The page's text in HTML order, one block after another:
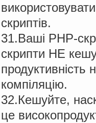
скриптів.
31.Ваші PHP-
скрипти НЕ
компіляцію.
32.Кешуйте,
це